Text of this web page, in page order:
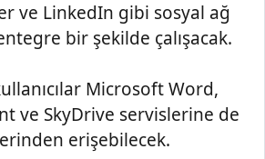
ve LinkedIn gibi sosyal ağ
bir şekilde çalışacak.
Microsoft Word,
ve SkyDrive servislerine de
erişebilecek.